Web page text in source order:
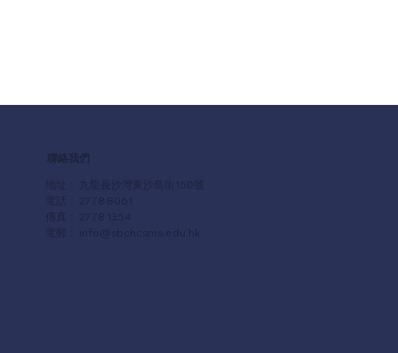
聯絡我們
地址： 九龍長沙灣東沙島街150號
電話： 2778 8061
傳真： 2778 1354
info@sbchcsms.edu.hk